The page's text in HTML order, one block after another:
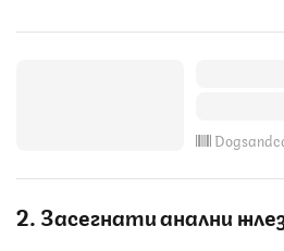
2. Засегнати анални